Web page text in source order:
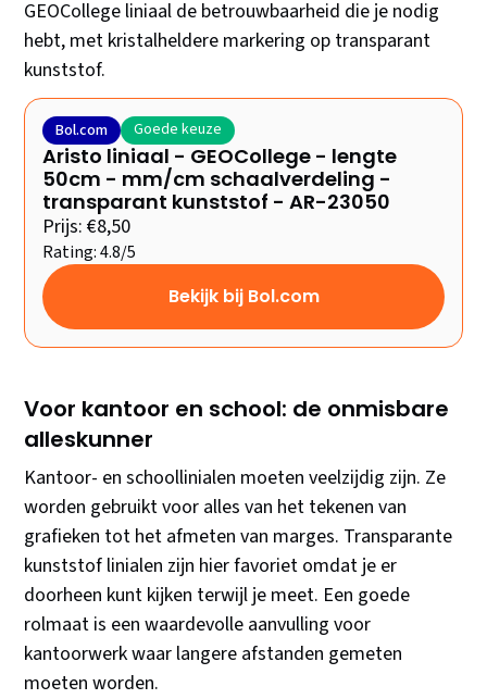
GEOCollege liniaal de betrouwbaarheid die je nodig
hebt, met kristalheldere markering op transparant
kunststof.
Bol.com Goede keuze
Aristo liniaal - GEOCollege - lengte
50cm - mm/cm schaalverdeling -
transparant kunststof - AR-23050
Prijs: €8,50
Rating: 4.8/5
Bekijk bij Bol.com
Voor kantoor en school: de onmisbare
alleskunner
Kantoor- en schoollinialen moeten veelzijdig zijn. Ze
worden gebruikt voor alles van het tekenen van
grafieken tot het afmeten van marges. Transparante
kunststof linialen zijn hier favoriet omdat je er
doorheen kunt kijken terwijl je meet. Een goede
rolmaat is een waardevolle aanvulling voor
kantoorwerk waar langere afstanden gemeten
moeten worden.